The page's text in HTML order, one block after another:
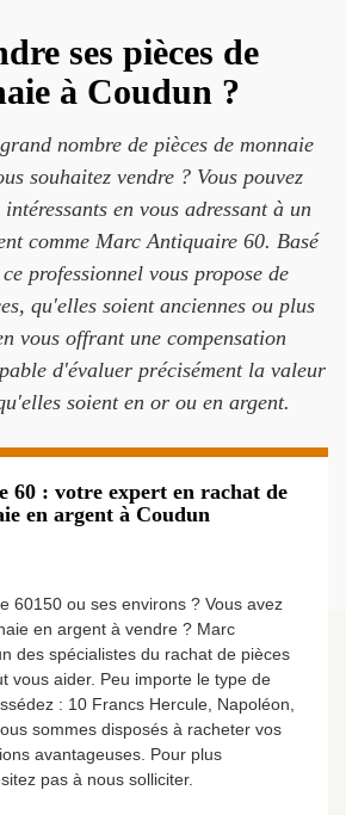
ses pièces de
à Coudun ?
nombre de pièces de monnaie
souhaitez vendre ? Vous pouvez
en vous adressant à un
comme Marc Antiquaire 60. Basé
professionnel vous propose de
qu'elles soient anciennes ou plus
vous offrant une compensation
d'évaluer précisément la valeur
soient en or ou en argent.
60 : votre expert en rachat de
en argent à Coudun
60150 ou ses environs ? Vous avez
en argent à vendre ? Marc
des spécialistes du rachat de pièces
vous aider. Peu importe le type de
: 10 Francs Hercule, Napoléon,
sommes disposés à racheter vos
avantageuses. Pour plus
pas à nous solliciter.